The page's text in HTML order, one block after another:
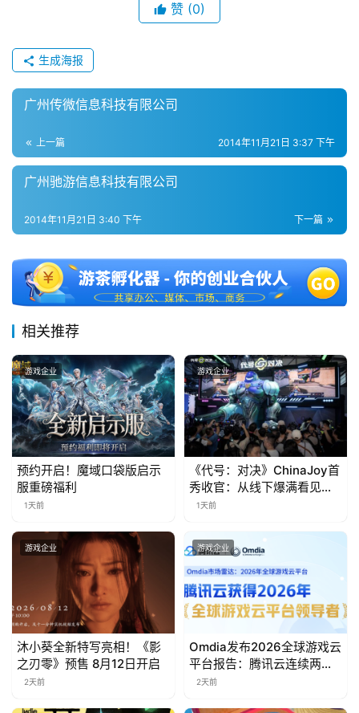
月
3
日
茶
对
接
会
上
海
站
文
(
)
赞 (0)
生成海报
广州传微信息科技有限公司
上一篇 2014年11月21日 3:37 下午
广州驰游信息科技有限公司
下一篇
2014年11月21日 3:40 下午
相关推荐
游戏企业
预约开启！魔域口袋版启示
服重磅福利
1天前
游戏企业
《代号：对决》ChinaJoy首
秀收官：从线下爆满看见玩
家的真实期待
1天前
游戏企业
沐小葵全新特写亮相！《影
之刃零》预售 8月12日开启
2天前
游戏企业
Omdia发布2026全球游戏云
平台报告：腾讯云连续两年
入选“领导者”象限
2天前